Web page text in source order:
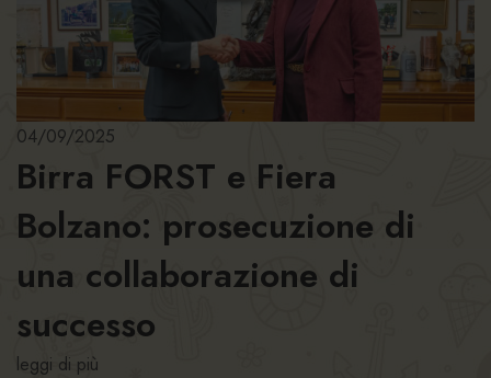
04/09/2025
Birra FORST e Fiera
Bolzano: prosecuzione di
una collaborazione di
successo
leggi di più